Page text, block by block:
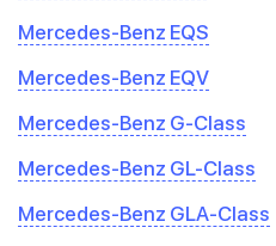
Mercedes-Benz EQS
Mercedes-Benz EQV
Mercedes-Benz G-Class
Mercedes-Benz GL-Class
Mercedes-Benz GLA-Class